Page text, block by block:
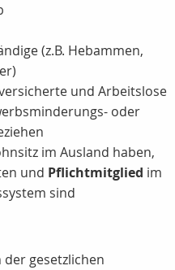
(z.B. Hebammen,
und Arbeitslose
oder
im Ausland haben,
und Pflichtmitglied im
sind
gesetzlichen